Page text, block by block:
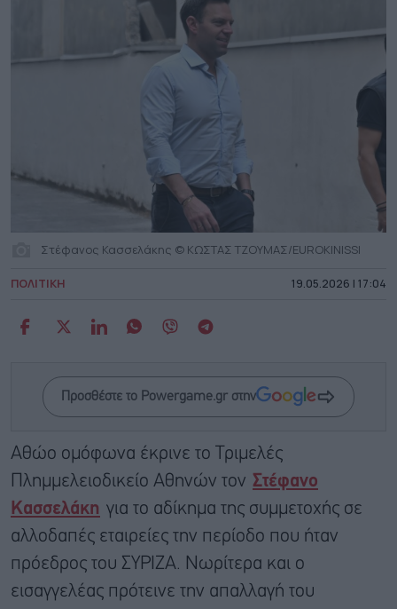
Στέφανος Κασσελάκης © ΚΩΣΤΑΣ ΤΖΟΥΜΑΣ/EUROKINISSI
ΠΟΛΙΤΙΚΗ 19.05.2026 | 17:04
Προσθέστε το Powergame.gr στην
Αθώο ομόφωνα έκρινε το Τριμελές
Πλημμελειοδικείο Αθηνών τον Στέφανο
Κασσελάκη για το αδίκημα της συμμετοχής σε
αλλοδαπές εταιρείες την περίοδο που ήταν
πρόεδρος του ΣΥΡΙΖΑ. Νωρίτερα και ο
εισαγγελέας πρότεινε την απαλλαγή του